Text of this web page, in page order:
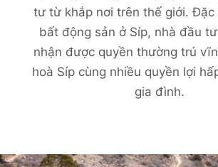
tư từ khắp nơi trên thế giới. Đặc
bất động sản ở Síp, nhà đầu
nhận được quyền thường trú
hoà Síp cùng nhiều quyền lợi
gia đình.